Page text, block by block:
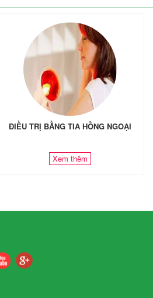
ĐIỀU TRỊ BẰNG TIA HỒNG NGOẠI
Xem thêm